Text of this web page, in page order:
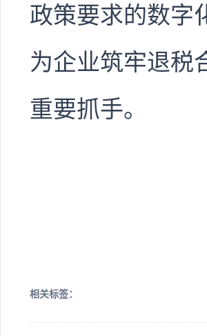
政策要求的数字
为企业筑牢退税
重要抓手。
相关标签：